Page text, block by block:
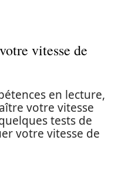
vitesse de
en lecture,
votre vitesse
tests de
votre vitesse de